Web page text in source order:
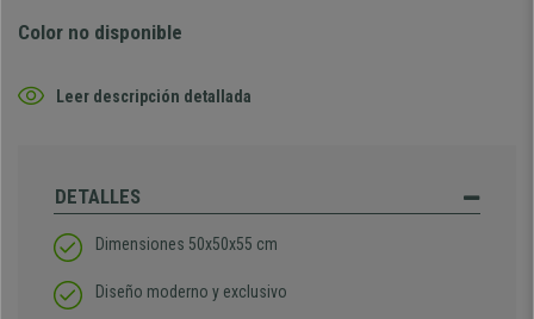
Color no disponible
Leer descripción detallada
DETALLES
Dimensiones 50x50x55 cm
Diseño moderno y exclusivo